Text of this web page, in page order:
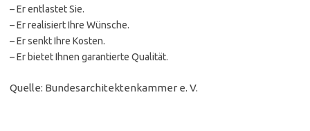
– Er entlastet Sie.
– Er realisiert Ihre Wünsche.
– Er senkt Ihre Kosten.
– Er bietet Ihnen garantierte Qualität.
Quelle: Bundesarchitektenkammer e. V.